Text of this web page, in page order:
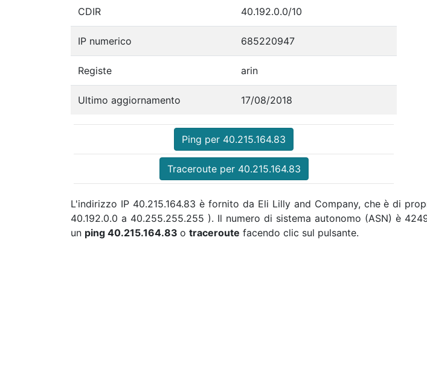
CDIR 40.192.0.0/10
IP numerico 685220947
Registe arin
Ultimo aggiornamento 17/08/2018
Ping per 40.215.164.83
Traceroute per 40.215.164.83
L'indirizzo IP 40.215.164.83 è fornito da Eli Lilly and Company, che è di
40.192.0.0 a 40.255.255.255 ). Il numero di sistema autonomo (ASN) è
un ping 40.215.164.83 o traceroute facendo clic sul pulsante.